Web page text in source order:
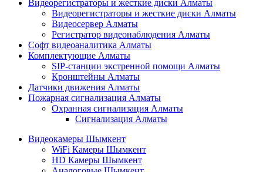
Видеорегистраторы и жесткие диски Алматы
Видеорегистраторы и жесткие диски Алматы
Видеосервер Алматы
Регистратор видеонаблюдения Алматы
Софт видеоаналитика Алматы
Комплектующие Алматы
SIP-станции экстренной помощи Алматы
Кронштейны Алматы
Датчики движения Алматы
Пожарная сигнализация Алматы
Охранная сигнализация Алматы
Сигнализация Алматы
Видеокамеры Шымкент
WiFi Камеры Шымкент
HD Камеры Шымкент